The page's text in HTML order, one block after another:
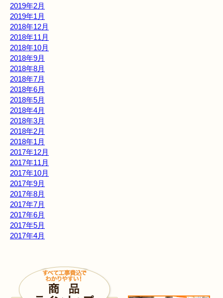
2019年2月
2019年1月
2018年12月
2018年11月
2018年10月
2018年9月
2018年8月
2018年7月
2018年6月
2018年5月
2018年4月
2018年3月
2018年2月
2018年1月
2017年12月
2017年11月
2017年10月
2017年9月
2017年8月
2017年7月
2017年6月
2017年5月
2017年4月